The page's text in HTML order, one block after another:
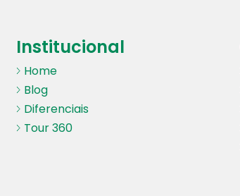
Institucional
Home
Blog
Diferenciais
Tour 360